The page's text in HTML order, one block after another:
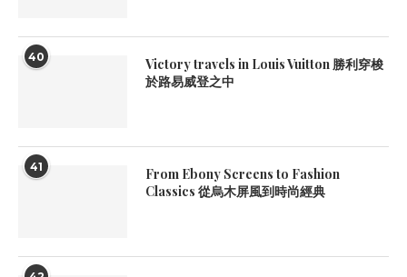
40
Victory travels in Louis Vuitton 勝利穿梭
於路易威登之中
41
From Ebony Screens to Fashion
Classics 從烏木屏風到時尚經典